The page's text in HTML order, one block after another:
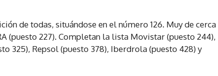
de todas, situándose en el número 126. Muy de cerca
(puesto 227). Completan la lista Movistar (puesto 244),
325), Repsol (puesto 378), Iberdrola (puesto 428) y